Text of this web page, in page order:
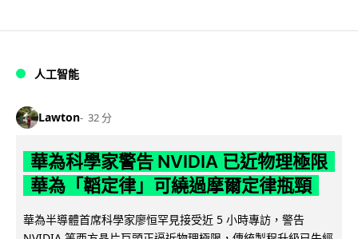
人工智能
Lawton 32 分
華為科學家警告 NVIDIA 已近物理極限
華為「韜定律」可繞過摩爾定律瓶頸
華為半導體首席科學家廖恒罕見接受近 5 小時專訪，警告